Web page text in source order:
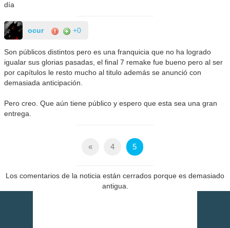
día
ocur +0
Son públicos distintos pero es una franquicia que no ha logrado
igualar sus glorias pasadas, el final 7 remake fue bueno pero al ser
por capítulos le resto mucho al titulo además se anunció con
demasiada anticipación.
Pero creo. Que aún tiene público y espero que esta sea una gran
entrega.
« 4 5
Los comentarios de la noticia están cerrados porque es demasiado
antigua.